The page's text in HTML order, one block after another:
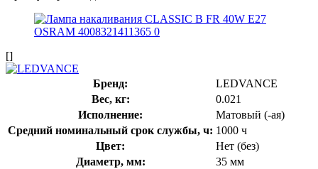
[]
Бренд:
LEDVANCE
Вес, кг:
0.021
Исполнение:
Матовый (-ая)
Средний номинальный срок службы, ч: 1000 ч
Цвет:
Нет (без)
Диаметр, мм:
35 мм